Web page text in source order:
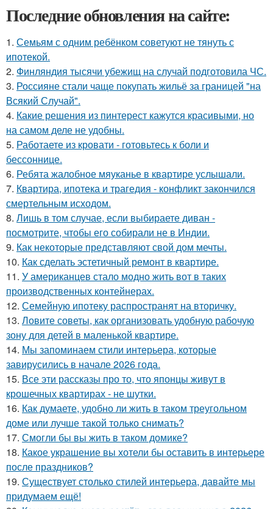
Последние обновления на сайте:
1. Семьям с одним ребёнком советуют не тянуть с
ипотекой.
2. Финляндия тысячи убежищ на случай подготовила ЧС.
3. Россияне стали чаще покупать жильё за границей "на
Всякий Случай".
4. Какие решения из пинтерест кажутся красивыми, но
на самом деле не удобны.
5. Работаете из кровати - готовьтесь к боли и
бессоннице.
6. Ребята жалобное мяуканье в квартире услышали.
7. Квартира, ипотека и трагедия - конфликт закончился
смертельным исходом.
8. Лишь в том случае, если выбираете диван -
посмотрите, чтобы его собирали не в Индии.
9. Как некоторые представляют свой дом мечты.
10. Как сделать эстетичный ремонт в квартире.
11. У американцев стало модно жить вот в таких
производственных контейнерах.
12. Семейную ипотеку распространят на вторичку.
13. Ловите советы, как организовать удобную рабочую
зону для детей в маленькой квартире.
14. Мы запоминаем стили интерьера, которые
завирусились в начале 2026 года.
15. Все эти рассказы про то, что японцы живут в
крошечных квартирах - не шутки.
16. Как думаете, удобно ли жить в таком треугольном
доме или лучше такой только снимать?
17. Смогли бы вы жить в таком домике?
18. Какое украшение вы хотели бы оставить в интерьере
после праздников?
19. Существует столько стилей интерьера, давайте мы
придумаем ещё!